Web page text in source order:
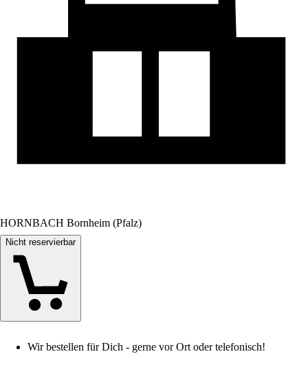
HORNBACH Bornheim (Pfalz)
Nicht reservierbar
Wir bestellen für Dich - gerne vor Ort oder telefonisch!